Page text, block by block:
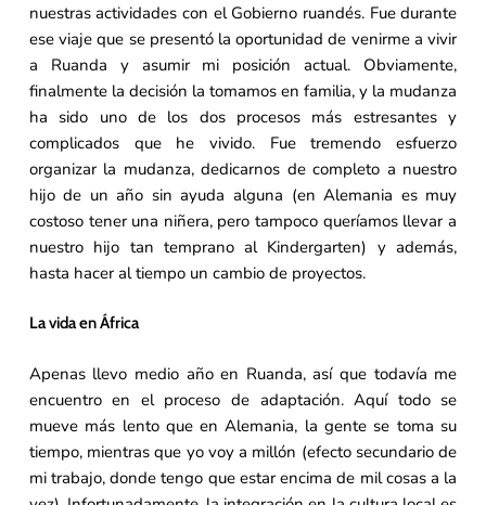
nuestras actividades con el Gobierno ruandés. Fue durante
ese viaje que se presentó la oportunidad de venirme a vivir
a Ruanda y asumir mi posición actual. Obviamente,
finalmente la decisión la tomamos en familia, y la mudanza
ha sido uno de los dos procesos más estresantes y
complicados que he vivido. Fue tremendo esfuerzo
organizar la mudanza, dedicarnos de completo a nuestro
hijo de un año sin ayuda alguna (en Alemania es muy
costoso tener una niñera, pero tampoco queríamos llevar a
nuestro hijo tan temprano al Kindergarten) y además,
hasta hacer al tiempo un cambio de proyectos.
La vida en África
Apenas llevo medio año en Ruanda, así que todavía me
encuentro en el proceso de adaptación. Aquí todo se
mueve más lento que en Alemania, la gente se toma su
tiempo, mientras que yo voy a millón (efecto secundario de
mi trabajo, donde tengo que estar encima de mil cosas a la